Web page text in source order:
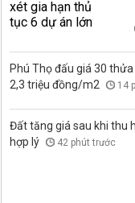
Phú Thọ đấu giá 30
2,3 triệu đồng/m2
14
Đất tăng giá sau khi thu
hợp lý
42 phút trước